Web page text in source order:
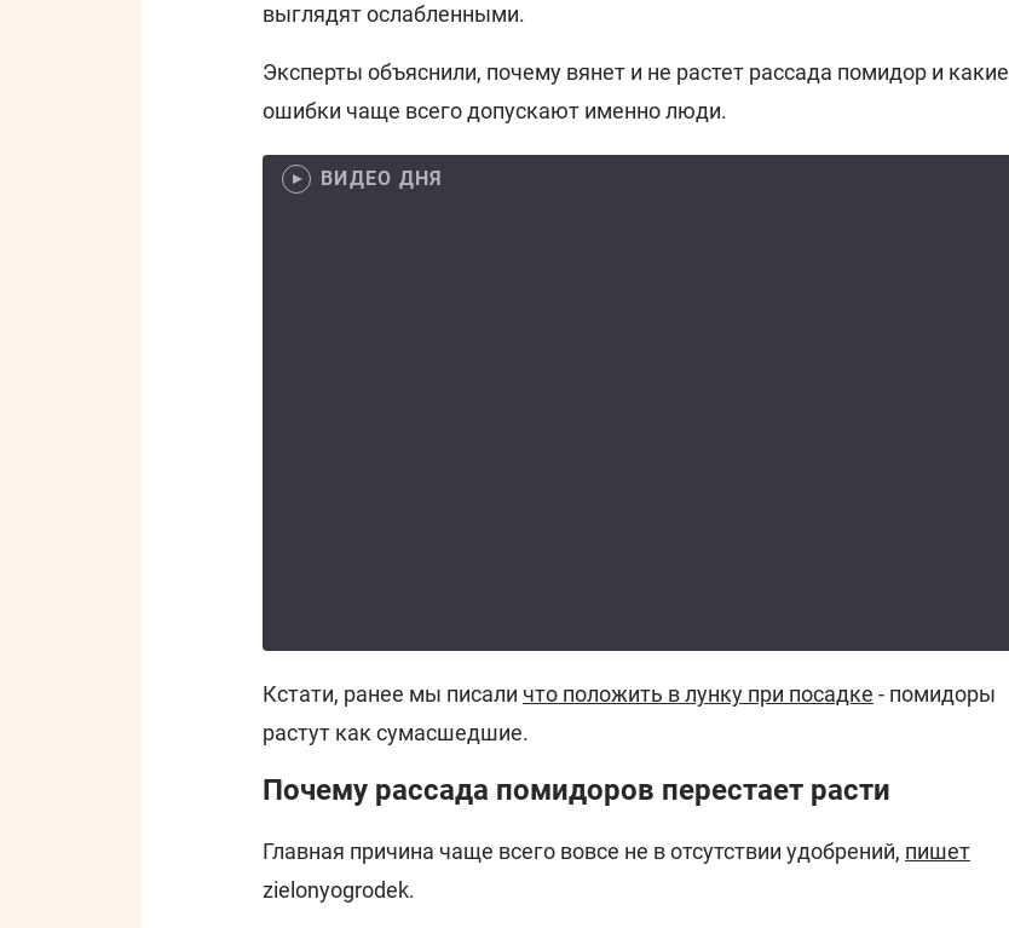
выглядят ослабленными.
Эксперты объяснили, почему вянет и не растет рассада помидор и какие
ошибки чаще всего допускают именно люди.
ВИДЕО ДНЯ
Кстати, ранее мы писали что положить в лунку при посадке - помидоры
растут как сумасшедшие.
Почему рассада помидоров перестает расти
Главная причина чаще всего вовсе не в отсутствии удобрений, пишет
zielonyogrodek.